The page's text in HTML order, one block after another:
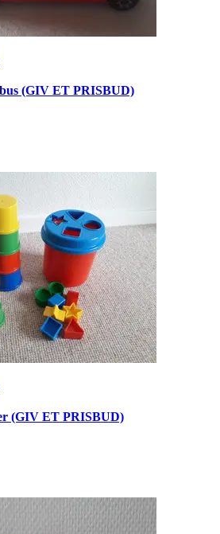
(GIV ET PRISBUD)
(GIV ET PRISBUD)